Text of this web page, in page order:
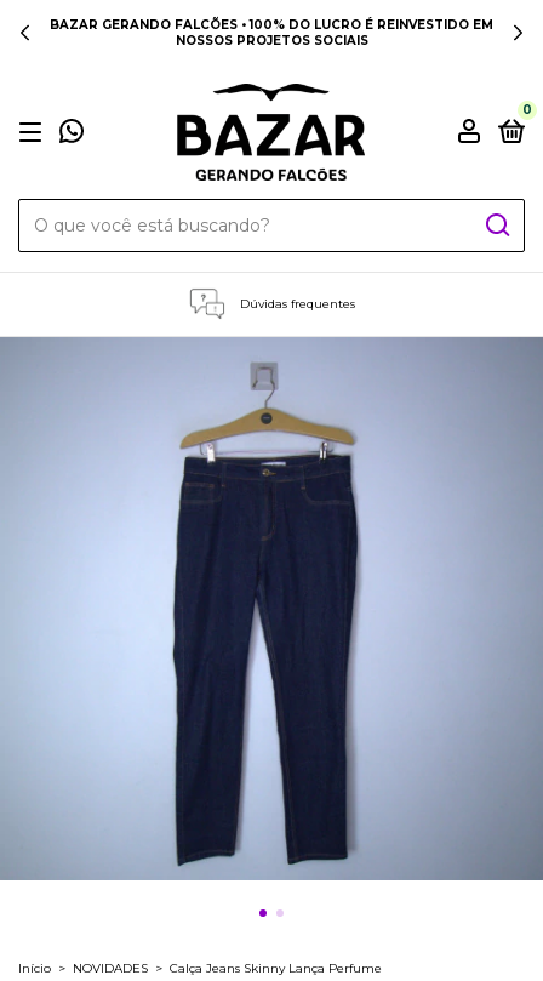
BAZAR GERANDO FALCÕES • 100% DO LUCRO É REINVESTIDO EM
NOSSOS PROJETOS SOCIAIS
0
Dúvidas frequentes
Início > NOVIDADES > Calça Jeans Skinny Lança Perfume